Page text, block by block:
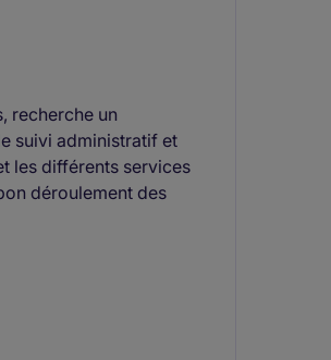
recherche un
suivi administratif et
les différents services
déroulement des